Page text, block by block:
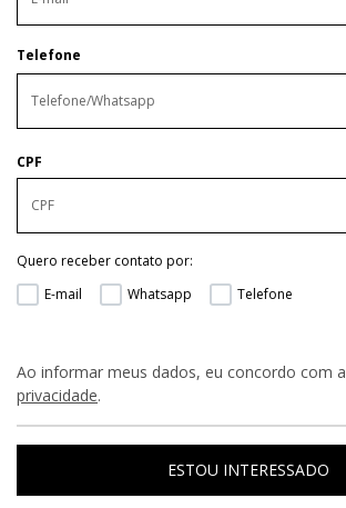
Telefone
CPF
Quero receber contato por:
E-mail
Whatsapp Telefone
Ao informar meus dados, eu concordo com a
privacidade.
ESTOU INTERESSADO